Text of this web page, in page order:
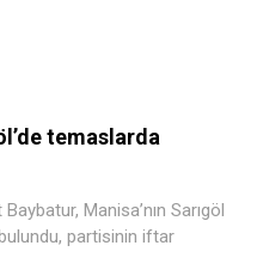
temaslarda
Manisa’nın Sarıgöl
partisinin iftar